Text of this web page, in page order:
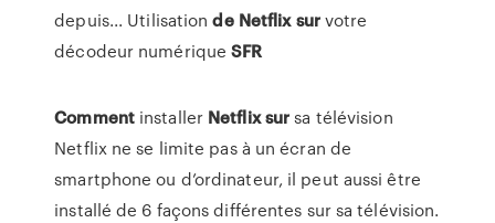
depuis... Utilisationde Netflix survotre
décodeur numériqueSFR
Commentinstaller Netflix sursa télévision
Netflix ne se limite pas à un écran de
smartphone ou d’ordinateur, il peut aussi être
installé de 6 façons différentes sur sa télévision.